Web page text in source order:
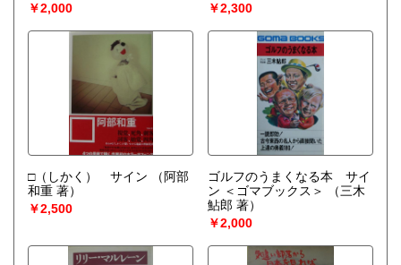
￥2,000
￥2,300
□（しかく） サイン
（阿部
和重 著）
￥2,500
ゴルフのうまくなる本 サイ
ン ＜ゴマブックス＞
（三木
鮎郎 著）
￥2,000